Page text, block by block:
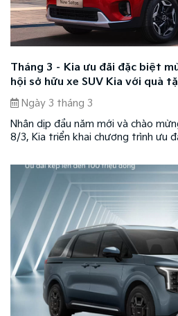
Tháng 3 – Kia ưu đãi đặc biệt
hội sở hữu xe SUV Kia với quà
Ngày 3 tháng 3
Nhân dịp đầu năm mới và chào
8/3, Kia triển khai chương trình ưu
đồng hành cùng khách hàng Việt
phương tiện di chuyển, mang đến
an tâm và nhiều trải nghiệm trọn